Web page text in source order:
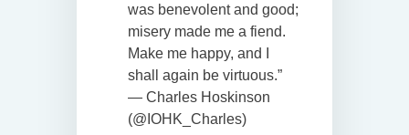
was benevolent and good;
misery made me a fiend.
Make me happy, and I
shall again be virtuous.”
— Charles Hoskinson
(@IOHK_Charles)